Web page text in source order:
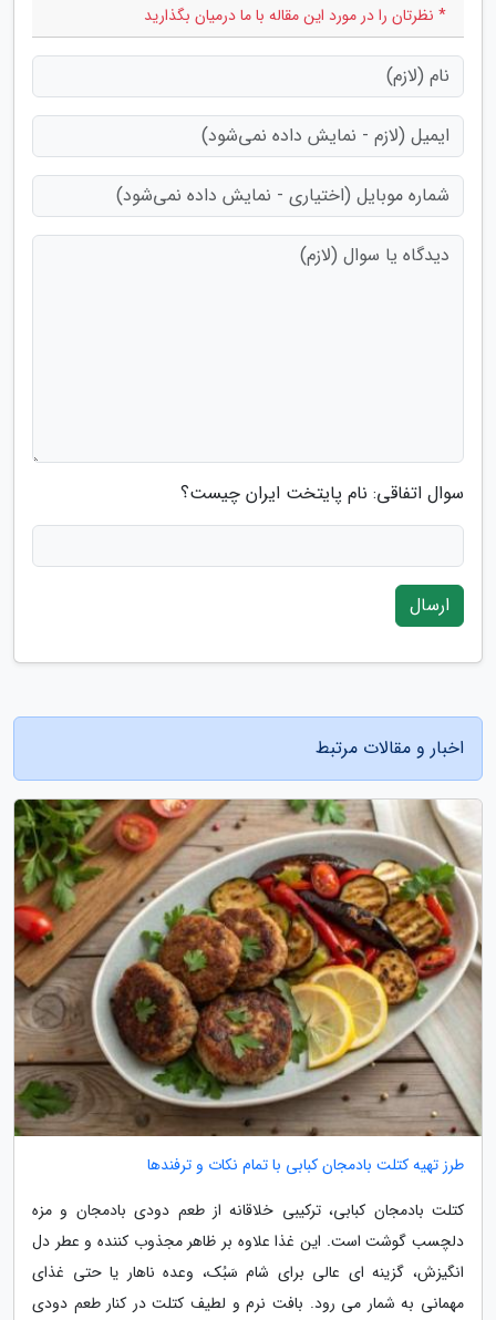
* نظرتان را در مورد این مقاله با ما درمیان بگذارید
سوال اتفاقی: نام پایتخت ایران چیست؟
ارسال
اخبار و مقالات مرتبط
طرز تهیه کتلت بادمجان کبابی با تمام نکات و ترفندها
کتلت بادمجان کبابی، ترکیبی خلاقانه از طعم دودی بادمجان و مزه
دلچسب گوشت است. این غذا علاوه بر ظاهر مجذوب کننده و عطر دل
انگیزش، گزینه ای عالی برای شام سَبُک، وعده ناهار یا حتی غذای
مهمانی به شمار می رود. بافت نرم و لطیف کتلت در کنار طعم دودی